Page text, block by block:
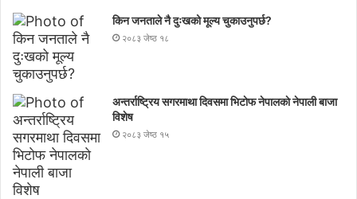
किन जनताले नै दुःखको मूल्य चुकाउनुपर्छ?
२०८३ जेष्ठ १८
अन्तर्राष्ट्रिय सगरमाथा दिवसमा भिटाेफ नेपालकाे नेपाली बाजा
विशेष
२०८३ जेष्ठ १५